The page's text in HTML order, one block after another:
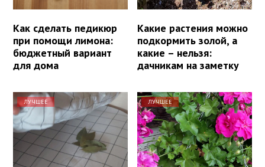
Как сделать педикюр
при помощи лимона:
бюджетный вариант
для дома
Какие растения можно
подкормить золой, а
какие – нельзя:
дачникам на заметку
ЛУЧШЕЕ ЛУЧШЕЕ